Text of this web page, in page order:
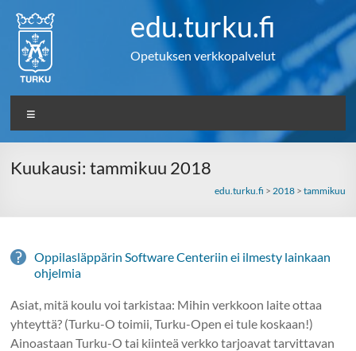
content
edu.turku.fi
Opetuksen verkkopalvelut
Kuukausi:tammikuu 2018
edu.turku.fi > 2018> tammikuu
Oppilasläppärin Software Centeriin ei ilmesty lainkaan
ohjelmia
Asiat, mitä koulu voi tarkistaa: Mihin verkkoon laite ottaa
yhteyttä? (Turku-O toimii, Turku-Open ei tule koskaan!)
Ainoastaan Turku-O tai kiinteä verkko tarjoavat tarvittavan